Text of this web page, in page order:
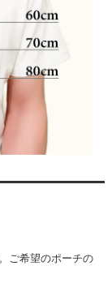
ご希望のポーチの